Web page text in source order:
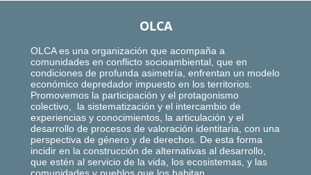
OLCA
OLCA es una organización que acompaña a
comunidades en conflicto socioambiental, que en
condiciones de profunda asimetría, enfrentan un modelo
económico depredador impuesto en los territorios.
Promovemos la participación y el protagonismo
colectivo, la sistematización y el intercambio de
experiencias y conocimientos, la articulación y el
desarrollo de procesos de valoración identitaria, con una
perspectiva de género y de derechos. De esta forma
incidir en la construcción de alternativas al desarrollo,
que estén al servicio de la vida, los ecosistemas, y las